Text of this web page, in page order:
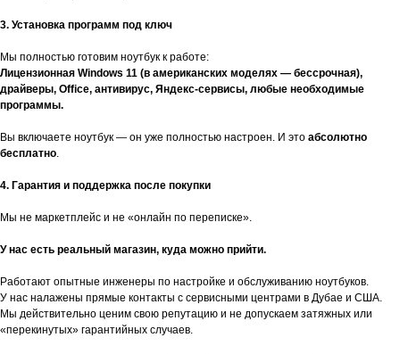
3. Установка программ под ключ
Мы полностью готовим ноутбук к работе:
Лицензионная Windows 11 (в американских моделях — бессрочная),
драйверы, Office, антивирус, Яндекс-сервисы, любые необходимые
программы.
Вы включаете ноутбук — он уже полностью настроен. И это абсолютно
бесплатно.
4. Гарантия и поддержка после покупки
Мы не маркетплейс и не «онлайн по переписке».
У нас есть реальный магазин, куда можно прийти.
Работают опытные инженеры по настройке и обслуживанию ноутбуков.
У нас налажены прямые контакты с сервисными центрами в Дубае и США.
Мы действительно ценим свою репутацию и не допускаем затяжных или
«перекинутых» гарантийных случаев.